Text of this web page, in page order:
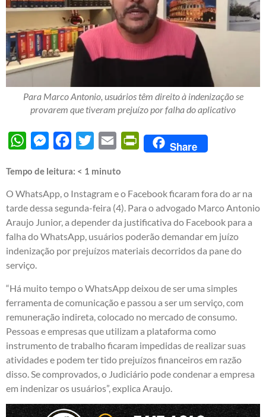
Para Marco Antonio, usuários têm direito à indenização se
provarem que tiveram prejuízo por falha do aplicativo
WhatsAppMessengerFacebook
Twitter Email PrintFriendly
Share
Tempo de leitura: < 1 minuto
O WhatsApp, o Instagram e o Facebook ficaram fora do ar na
tarde dessa segunda-feira (4). Para o advogado Marco Antonio
Araujo Junior, a depender da justificativa do Facebook para a
falha do WhatsApp, usuários poderão demandar em juízo
indenização por prejuízos materiais decorridos da pane do
serviço.
“Há muito tempo o WhatsApp deixou de ser uma simples
ferramenta de comunicação e passou a ser um serviço, com
remuneração indireta, colocado no mercado de consumo.
Pessoas e empresas que utilizam a plataforma como
instrumento de trabalho ficaram impedidas de realizar suas
atividades e podem ter tido prejuízos financeiros em razão
disso. Se comprovados, o Judiciário pode condenar a empresa
em indenizar os usuários”, explica Araujo.